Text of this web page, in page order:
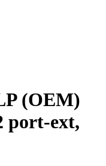
(OEM)
port-ext,